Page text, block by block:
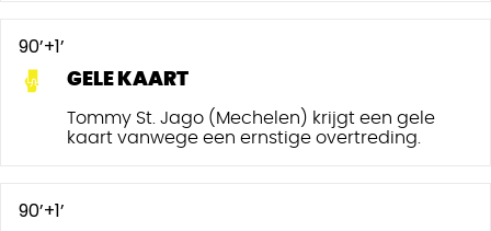
90’+1’
GELE KAART
Tommy St. Jago (Mechelen) krijgt een gele
kaart vanwege een ernstige overtreding.
90’+1’